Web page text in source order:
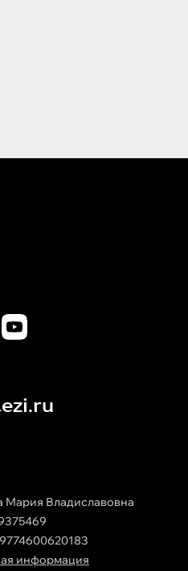
Мария Владиславовна
информация